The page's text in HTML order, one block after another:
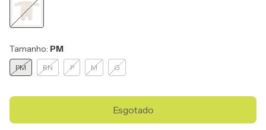
Tamanho: PM
PM RN P M G